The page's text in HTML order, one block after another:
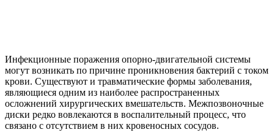
Инфекционные поражения опорно-двигательной системы
могут возникать по причине проникновения бактерий с током
крови. Существуют и травматические формы заболевания,
являющиеся одним из наиболее распространенных
осложнений хирургических вмешательств. Межпозвоночные
диски редко вовлекаются в воспалительный процесс, что
связано с отсутствием в них кровеносных сосудов.